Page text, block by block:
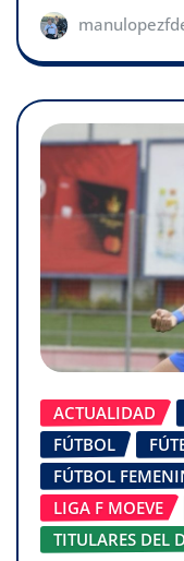
ACTUALIDAD
FÚTBOL
FÚTBOL
LIGA F MOEVE
TITULARES DEL